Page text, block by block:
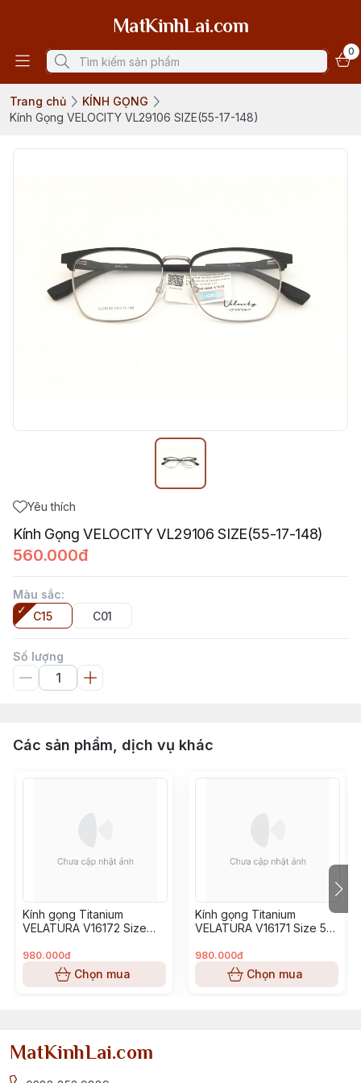
MatKinhLai.com
0
Trang chủ
KÍNH GỌNG
Kính Gọng VELOCITY VL29106 SIZE(55-17-148)
Yêu thích
Kính Gọng VELOCITY VL29106 SIZE(55-17-148)
560.000đ
Màu sắc:
C15
C01
Số lượng
Các sản phẩm, dịch vụ khác
Kính gọng Titanium
VELATURA V16172 Size
980.000đ
Chọn mua
Kính gọng Titanium
VELATURA V16171 Size 53-
980.000đ
Chọn mua
MatKinhLai.com